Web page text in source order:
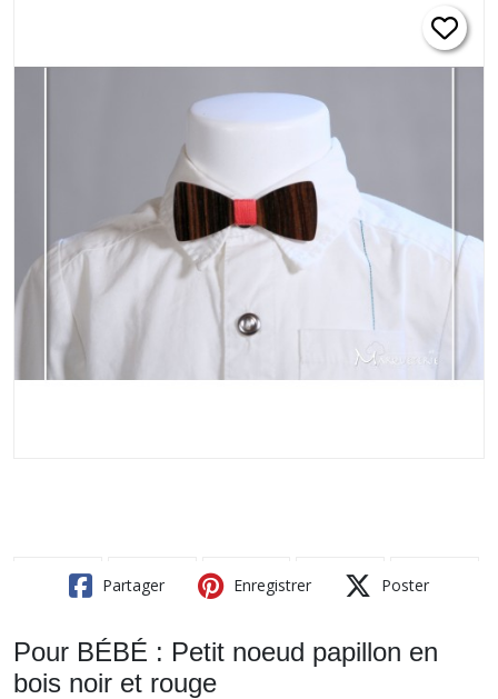
Partager Enregistrer Poster
Pour BÉBÉ : Petit noeud papillon en
bois noir et rouge